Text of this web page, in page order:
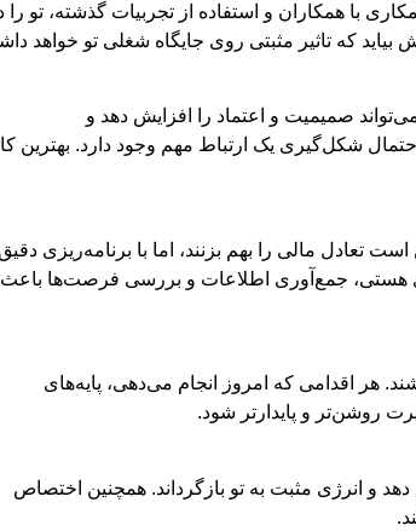
با همکاران و استفاده از تجربیات گذشته، تو را
که تاثیر مثبتی روی جایگاه شغلی تو خواهد
صمیمیت و اعتماد را افزایش دهد و
شکل‌گیری یک ارتباط مهم وجود دارد. بهترین
مالی را بهم بزنند، اما با برنامه‌ریزی
هستی، جمع‌آوری اطلاعات و بررسی فرصت‌ها باعث
هر اقدامی که امروز انجام می‌دهی، پایه‌های
روشن‌تر و پایدارتر شود.
و انرژی مثبت به تو بازگرداند. همچنین اختصاص